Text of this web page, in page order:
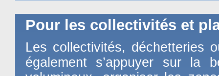
Pour les collectivités et
Les collectivités, déchetteries
également s’appuyer sur la